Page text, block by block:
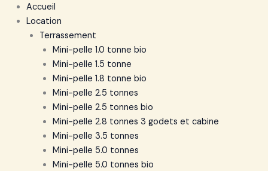
Accueil
Location
Terrassement
Mini-pelle 1.0 tonne bio
Mini-pelle 1.5 tonne
Mini-pelle 1.8 tonne bio
Mini-pelle 2.5 tonnes
Mini-pelle 2.5 tonnes bio
Mini-pelle 2.8 tonnes 3 godets et cabine
Mini-pelle 3.5 tonnes
Mini-pelle 5.0 tonnes
Mini-pelle 5.0 tonnes bio